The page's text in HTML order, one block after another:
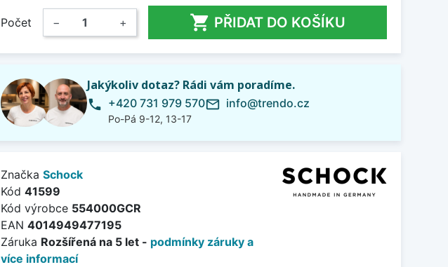
Počet − +  PŘIDAT DO KOŠÍKU
Jakýkoliv dotaz? Rádi vám poradíme.
phone +420 731 979 570
Po-Pá 9-12, 13-17
mail_outline info@trendo.cz
Značka Schock
Kód 41599
Kód výrobce 554000GCR
EAN 4014949477195
Záruka Rozšířená na 5 let - podmínky záruky a
více informací